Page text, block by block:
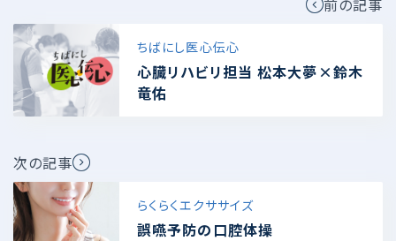
前の記事
ちばにし医心伝心
心臓リハビリ担当 松本大夢×鈴木
竜佑
次の記事
らくらくエクササイズ
誤嚥予防の口腔体操